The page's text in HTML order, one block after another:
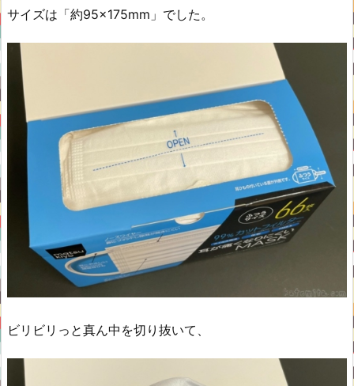
サイズは「約95×175mm」でした。
ビリビリっと真ん中を切り抜いて、